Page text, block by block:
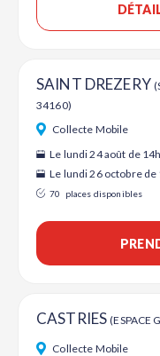
SAINT DREZERY
34160)
Collecte Mobile
Le lundi 24 août de
Le lundi 26 octobre de
70 places disponibles
CASTRIES(ESPACE
Collecte Mobile